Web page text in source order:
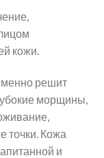
кожи.
решит
морщины,
точки. Кожа
и